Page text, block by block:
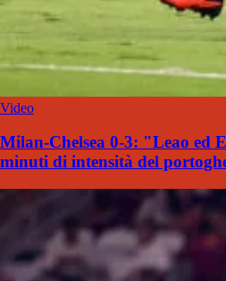
Video
Milan-Chelsea 0-3: "Leao ed
minuti di intensità del